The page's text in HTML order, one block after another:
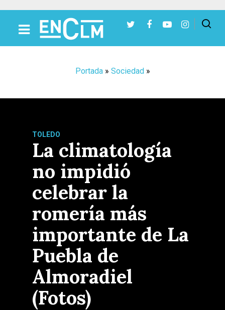
Portada» Sociedad»
TOLEDO
La climatología
no impidió
celebrar la
romería más
importante de La
Puebla de
Almoradiel
(Fotos)